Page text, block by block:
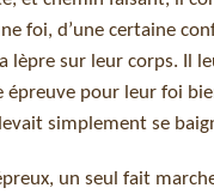
foi, d’une certaine
lèpre sur leur corps. Il
pour leur foi
simplement se
un seul fait